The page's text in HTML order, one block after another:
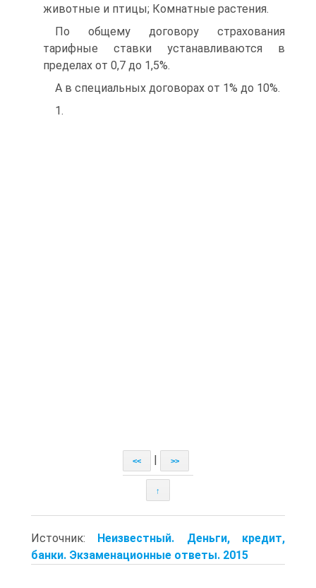
животные и птицы; Комнатные растения.
По общему договору страхования
тарифные ставки устанавливаются в
пределах от 0,7 до 1,5%.
А в специальных договорах от 1% до 10%.
1.
<< >>
↑
Источник: Неизвестный. Деньги, кредит,
банки. Экзаменационные ответы. 2015